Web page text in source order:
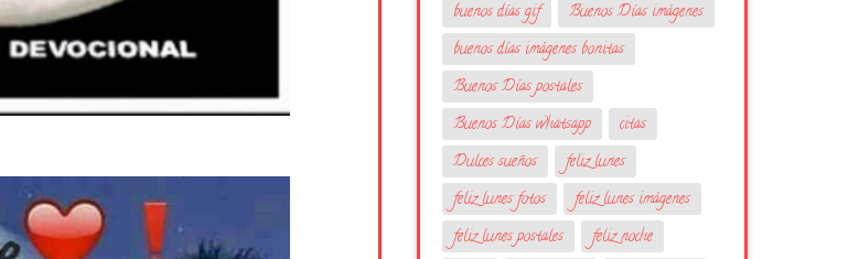
buenos días gif
Buenos Días imágenes
buenos días imágenes bonitas
Buenos Días postales
Buenos Días whatsapp
citas
Dulces sueños
feliz lunes
feliz lunes fotos
feliz lunes imágenes
feliz lunes postales
feliz noche